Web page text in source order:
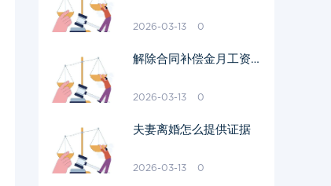
2026-03-13 0
解除合同补偿金月工资怎
2026-03-13 0
夫妻离婚怎么提供证据
2026-03-13 0